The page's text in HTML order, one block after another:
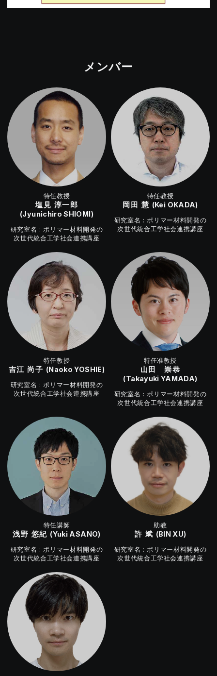
メンバー
特任教授
塩見 淳一郎
(Jyunichiro SHIOMI)
ポリマー材料開発の
次世代統合工学社会連携講座
特任教授
岡田 慧 (Kei OKADA)
ポリマー材料開発の
次世代統合工学社会連携講座
特任教授
吉江 尚子 (Naoko YOSHIE)
ポリマー材料開発の
次世代統合工学社会連携講座
特任准教授
山田 崇恭
(Takayuki YAMADA)
ポリマー材料開発の
次世代統合工学社会連携講座
特任講師
浅野 悠紀 (Yuki ASANO)
ポリマー材料開発の
次世代統合工学社会連携講座
助教
許 斌 (BIN XU)
ポリマー材料開発の
次世代統合工学社会連携講座